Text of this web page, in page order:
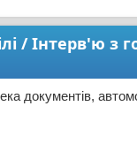
/ Інтерв'ю з
документів,